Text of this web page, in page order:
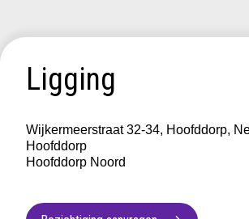
Ligging
Wijkermeerstraat 32-34, Hoofddorp,
Hoofddorp
Hoofddorp Noord